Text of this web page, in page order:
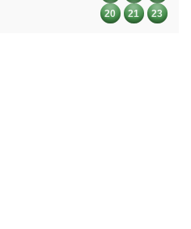
20
21 23